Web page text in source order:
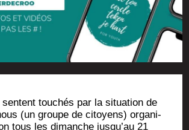
tou­chés par la situa­tion de
(un groupe de citoyens) orga­ni­
tous les dimanche jus­qu’au 21